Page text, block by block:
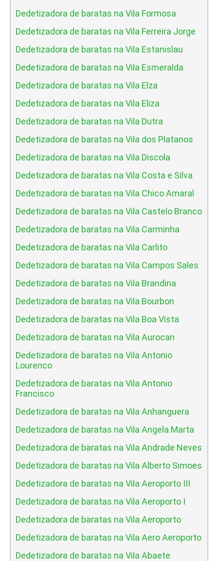
Dedetizadora de baratas na Vila Formosa
Dedetizadora de baratas na Vila Ferreira Jorge
Dedetizadora de baratas na Vila Estanislau
Dedetizadora de baratas na Vila Esmeralda
Dedetizadora de baratas na Vila Elza
Dedetizadora de baratas na Vila Eliza
Dedetizadora de baratas na Vila Dutra
Dedetizadora de baratas na Vila dos Platanos
Dedetizadora de baratas na Vila Discola
Dedetizadora de baratas na Vila Costa e Silva
Dedetizadora de baratas na Vila Chico Amaral
Dedetizadora de baratas na Vila Castelo Branco
Dedetizadora de baratas na Vila Carminha
Dedetizadora de baratas na Vila Carlito
Dedetizadora de baratas na Vila Campos Sales
Dedetizadora de baratas na Vila Brandina
Dedetizadora de baratas na Vila Bourbon
Dedetizadora de baratas na Vila Boa Vista
Dedetizadora de baratas na Vila Aurocan
Dedetizadora de baratas na Vila Antonio
Lourenco
Dedetizadora de baratas na Vila Antonio
Francisco
Dedetizadora de baratas na Vila Anhanguera
Dedetizadora de baratas na Vila Angela Marta
Dedetizadora de baratas na Vila Andrade Neves
Dedetizadora de baratas na Vila Alberto Simoes
Dedetizadora de baratas na Vila Aeroporto III
Dedetizadora de baratas na Vila Aeroporto I
Dedetizadora de baratas na Vila Aeroporto
Dedetizadora de baratas na Vila Aero Aeroporto
Dedetizadora de baratas na Vila Abaete